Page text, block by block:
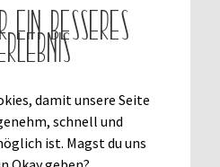
basierend auf
Kundenbewer
€6,90
Enthält 7% MwSt.
ein besseres
damit unsere Seite
schnell und
ist. Magst du uns